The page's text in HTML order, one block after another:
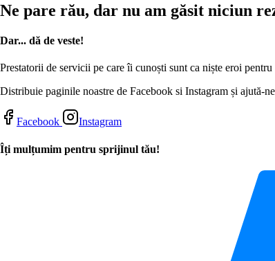
Ne pare rău, dar nu am găsit niciun
Dar... dă de veste!
Prestatorii de servicii pe care îi cunoști sunt ca niște eroi
Distribuie paginile noastre de Facebook si Instagram și ajută-
Facebook Instagram
Îți mulțumim pentru sprijinul tău!